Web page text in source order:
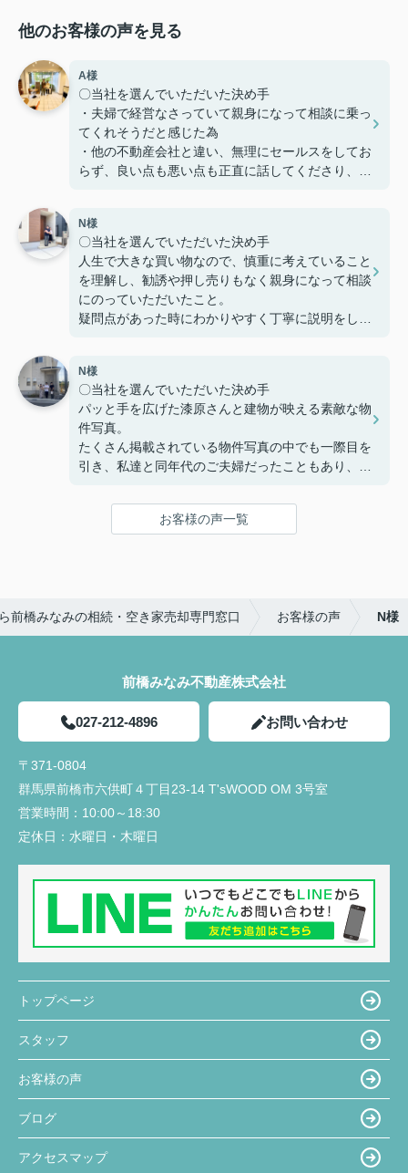
他のお客様の声を見る
A様
〇当社を選んでいただいた決め手
・夫婦で経営なさっていて親身になって相談に乗っ
てくれそうだと感じた為
・他の不動産会社と違い、無理にセールスをしてお
らず、良い点も悪い点も正直に話してくださり、好
〇感じたこと、良かった点、もっとこうして欲しか
ったことなど
定期的に建築の様子を連絡いただけたり、急な質問
にも迅速に対応してくださりとても助かりました。
本当にありがとうございました。
N様
〇当社を選んでいただいた決め手
人生で大きな買い物なので、慎重に考えていること
を理解し、勧誘や押し売りもなく親身になって相談
にのっていただいたこと。
疑問点があった時にわかりやすく丁寧に説明をして
でき、納得してから家を購入できるように客の気持
ちに寄り添う姿勢から信頼できると思い、ここで購
入を決めました。
〇感じたこと、良かった点、もっとこうして欲しか
ったことなど
などを気楽に聞くことや報告ができました。
疑問点に対する返信が遅いことがなく、緊急性のあ
とめたものを何度も更新し作っていただきました。
購入までの流れが想像でき、さまざまな複雑な手続
住宅販売店が関わる疑問点に対しても、みなみ不動
産さんから連絡や確認していただきました。さらに
私達にわかりやすく説明していただき、手間のかか
ることを進んでしていただきありがたかったです。
ていただき、私達では気がつかなった不備の点を見
つけていただき丁寧さと親身になって対応していた
だいていると感じました。
N様
〇当社を選んでいただいた決め手
パッと手を広げた漆原さんと建物が映える素敵な物
件写真。
たくさん掲載されている物件写真の中でも一際目を
引き、私達と同年代のご夫婦だったこともあり、こ
で見学予約したのが始まりでした。真夏の暑い中で
も毎回「自由にゆっくり見てください！」と長い時
〇感じたこと、良かった点、もっとこうして欲しか
ったことなど
大きな買い物になるので気になったことがあるとな
返信は早く、確認しないと分からないこともすぐに
ても良かったと思います。
夫婦共々とても信頼しております★
お客様の声一覧
前橋みなみの相続・空き家売却専門窓口 お客様の声 N様
前橋みなみ不動産株式会社
027-212-4896 お問い合わせ
〒371-0804
群馬県前橋市六供町４丁目23‐14 T'sWOOD OM 3号室
営業時間： 10:00～18:30
定休日： 水曜日・木曜日
トップページ
スタッフ
お客様の声
ブログ
アクセスマップ